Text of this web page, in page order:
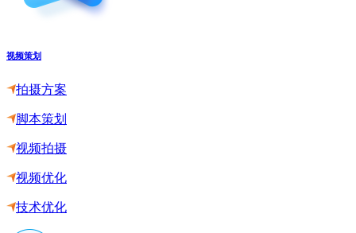
视频策划
拍摄方案
脚本策划
视频拍摄
视频优化
技术优化